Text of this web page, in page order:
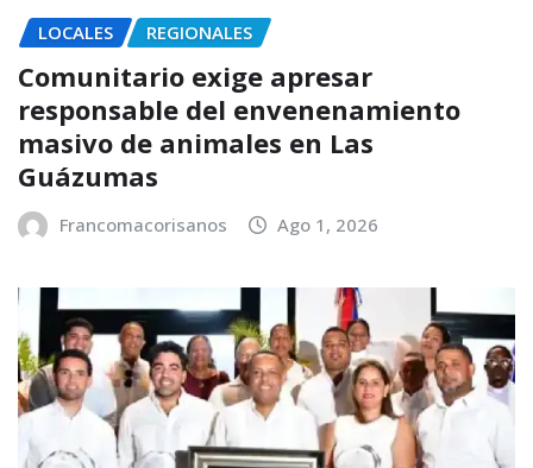
LOCALES REGIONALES
Comunitario exige apresar
responsable del envenenamiento
masivo de animales en Las
Guázumas
Francomacorisanos Ago 1, 2026